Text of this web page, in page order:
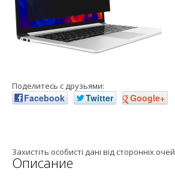
Поделитесь с друзьями:
Facebook Twitter Google+
Описание
Захистіть особисті дані від сторонніх очей